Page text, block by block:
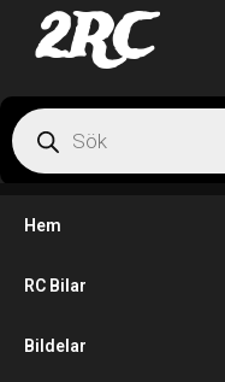
2RC
Hem
RC Bilar
Bildelar